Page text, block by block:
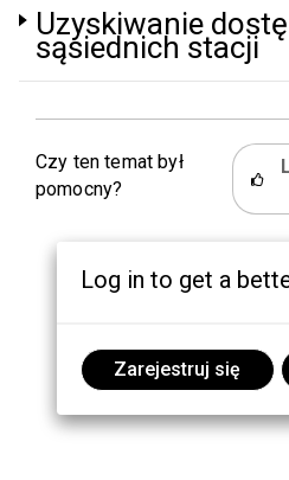
Uzyskiwanie
sąsiednich stacji
Czy ten temat był
pomocny?
Log in to get a
Zarejestruj się